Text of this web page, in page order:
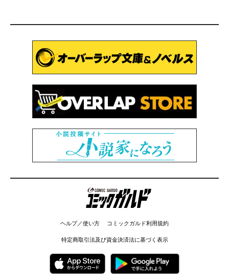
コミックガルド
ヘルプ／使い方 コミックガルド利用規約
特定商取引法及び資金決済法に基づく表示